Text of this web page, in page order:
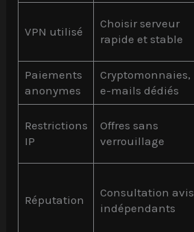
VPN utilisé
Choisir serveur
rapide et stable
Paiements
anonymes
Cryptomonnaies,
e-mails dédiés
Restrictions
IP
Offres sans
verrouillage
Réputation
Consultation avis
indépendants